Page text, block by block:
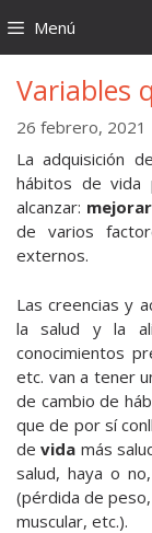
al
contenido
Menú
Variables
26 febrero, 2021
La adquisición
hábitos de vida
alcanzar:
de varios
externos.
Las creencias y
la salud y la
conocimientos
etc. van a tener
de cambio de
que de por sí
devida más
salud, haya o
(pérdida de
muscular, etc.).